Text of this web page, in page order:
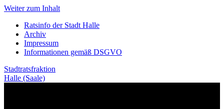
Weiter zum Inhalt
Ratsinfo der Stadt Halle
Archiv
Impressum
Informationen gemäß DSGVO
Stadtratsfraktion
Halle (Saale)